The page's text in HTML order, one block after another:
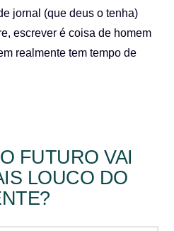
jornal (que deus o tenha)
escrever é coisa de homem
realmente tem tempo de
FUTURO VAI
LOUCO DO